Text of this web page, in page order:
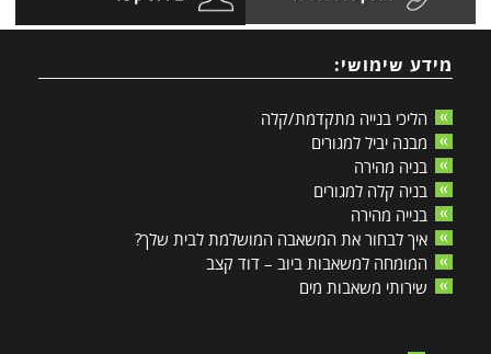
מידע שימושי:
הליכי בנייה מתקדמת/קלה
מבנה יביל למגורים
בניה מהירה
בניה קלה למגורים
בנייה מהירה
איך לבחור את המשאבה המושלמת לבית שלך?
המומחה למשאבות ביוב – דוד קצב
שירותי משאבות מים